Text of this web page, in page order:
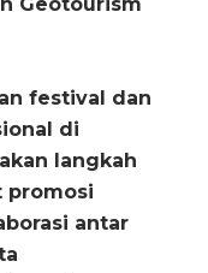
festival dan
di
langkah
promosi
antar